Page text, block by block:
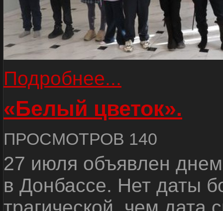
Подробнее...
«Белый цветок».
ПРОСМОТРОВ 140
27 июля объявлен
в Донбассе. Нет даты